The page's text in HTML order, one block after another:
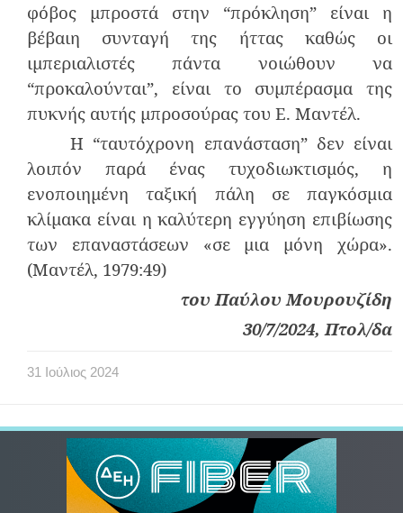
φόβος μπροστά στην “πρόκληση” είναι η
βέβαιη συνταγή της ήττας καθώς οι
ιμπεριαλιστές πάντα νοιώθουν να
“προκαλούνται”, είναι το συμπέρασμα της
πυκνής αυτής μπροσούρας του Ε. Μαντέλ.
Η “ταυτόχρονη επανάσταση” δεν είναι
λοιπόν παρά ένας τυχοδιωκτισμός, η
ενοποιημένη ταξική πάλη σε παγκόσμια
κλίμακα είναι η καλύτερη εγγύηση επιβίωσης
των επαναστάσεων «σε μια μόνη χώρα».
(Μαντέλ, 1979:49)
του Παύλου Μουρουζίδη
30/7/2024, Πτολ/δα
31 Ιούλιος 2024